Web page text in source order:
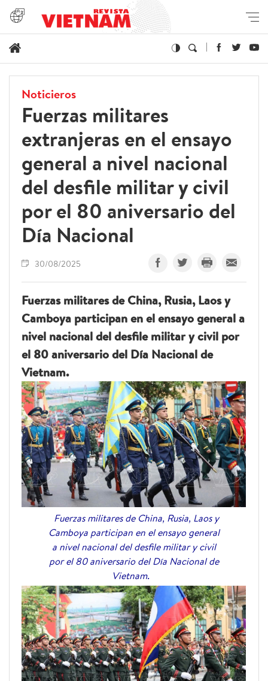
Noticieros
Fuerzas militares
extranjeras en el ensayo
general a nivel nacional
del desfile militar y civil
por el 80 aniversario del
Día Nacional
30/08/2025
Fuerzas militares de China, Rusia, Laos y
Camboya participan en el ensayo general a
nivel nacional del desfile militar y civil por
el 80 aniversario del Día Nacional de
Vietnam.
Fuerzas militares de China, Rusia, Laos y
Camboya participan en el ensayo general
a nivel nacional del desfile militar y civil
por el 80 aniversario del Día Nacional de
Vietnam.